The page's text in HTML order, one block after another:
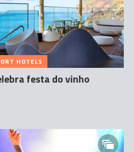
HOTELS
festa do vinho